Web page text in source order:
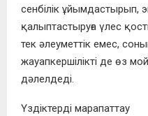
сенбілік ұйымдастырып,
қалыптастыруға үлес
тек әлеуметтік емес,
жауапкершілікті де өз
дәлелдеді.
Үздіктерді марапаттау